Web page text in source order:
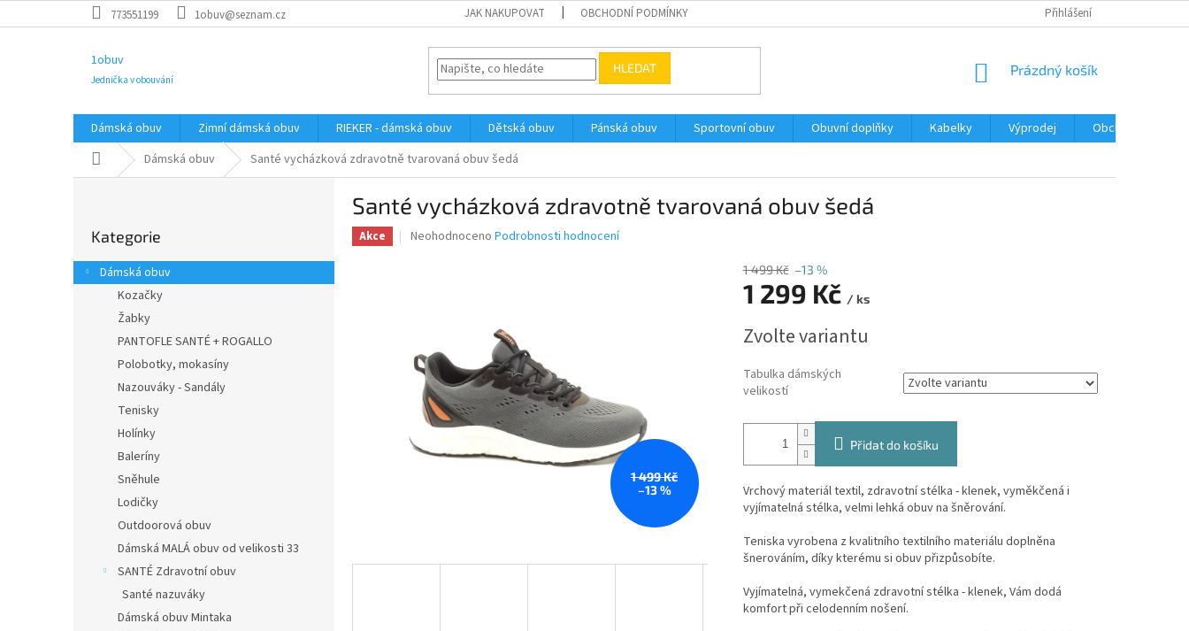
na
773551199 1obuv@seznam.cz JAK NAKUPOVAT OBCHODNÍ PODMÍNKY Přihlášení
1obuv
Jednička v obouvání
HLEDAT
NÁKUPNÍ
Prázdný košík
Dámská obuv Zimní dámská obuv RIEKER - dámská obuv Dětská obuv Pánská obuv Sportovní obuv Obuvní doplňky Kabelky Výprodej
Obchodní
Domů Dámská obuv Santé vycházková zdravotně tvarovaná obuv šedá
r
a
kategorie
Kategorie
Dámská obuv
Kozačky
Žabky
PANTOFLE SANTÉ + ROGALLO
Polobotky, mokasíny
Nazouváky - Sandály
Tenisky
Holínky
Baleríny
Sněhule
Lodičky
Outdoorová obuv
Dámská MALÁ obuv od velikosti 33
SANTÉ Zdravotní obuv
Santé nazuváky
Dámská obuv Mintaka
Santé vycházková zdravotně tvarovaná obuv šedá
Akce
Průměrné
hvězdiček.
Neohodnoceno Podrobnosti hodnocení
1 499 Kč
–13 %
1 499 Kč –13 %
1 299 Kč / ks
cena:
Zvolte variantu
Tabulka dámských
velikostí
Přidat do košíku
Vrchový materiál textil, zdravotní stélka - klenek, vyměkčená i
vyjímatelná stélka, velmi lehká obuv na šněrování.
Teniska vyrobena z kvalitního textilního materiálu doplněna
šnerováním, díky kterému si obuv přizpůsobíte.
Vyjímatelná, vymekčená zdravotní stélka - klenek, Vám dodá
komfort při celodenním nošení.